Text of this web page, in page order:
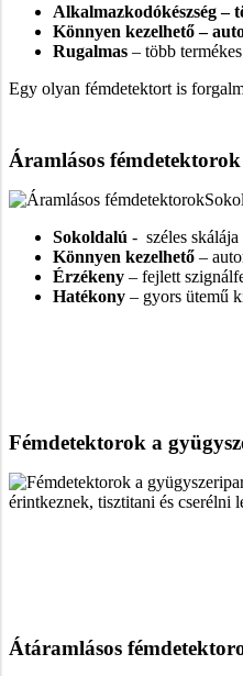
Alkalmazkodókészség –
Könnyen kezelhető –
Rugalmas – több
Egy olyan fémdetektort is
Áramlásos fémdetektorok
Sokoldalú - széles
Könnyen kezelhető –
Érzékeny – fejlett
Hatékony – gyors ütemű
Fémdetektorok a
érintkeznek, tisztitani és cserélni
Átáramlásos